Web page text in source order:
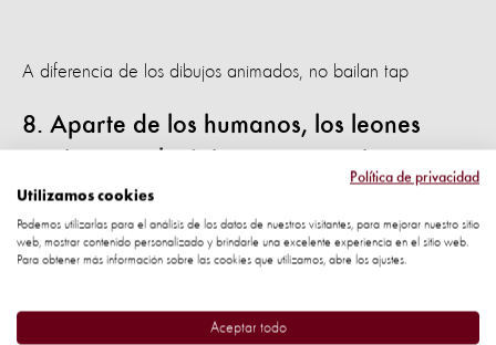
A diferencia de los dibujos animados, no bailan tap
8. Aparte de los humanos, los leones
puede seguir un ritmo musical
Política de privacidad
Utilizamos cookies
Podemos utilizarlas para el análisis de los datos de nuestros visitantes, para mejorar nuestro sitio
web, mostrar contenido personalizado y brindarle una excelente experiencia en el sitio web.
Para obtener más información sobre las cookies que utilizamos, abre los ajustes.
Aceptar todo